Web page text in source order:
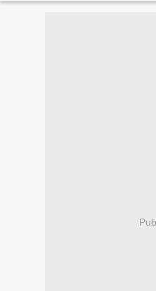
ePub, MOBI, FB2...